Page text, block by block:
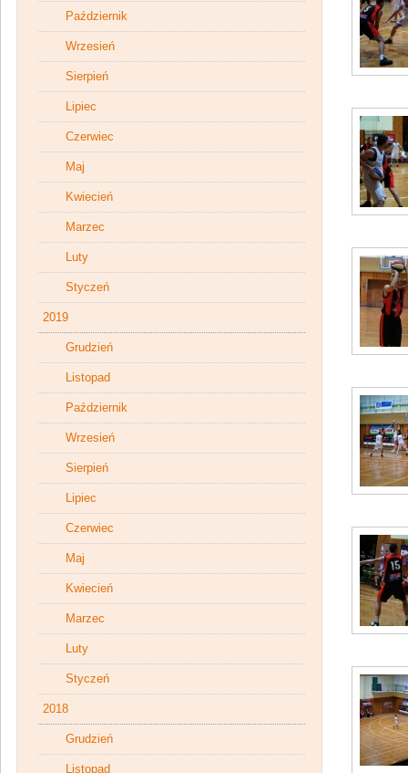
Październik
Wrzesień
Sierpień
Lipiec
Czerwiec
Maj
Kwiecień
Marzec
Luty
Styczeń
2019
Grudzień
Listopad
Październik
Wrzesień
Sierpień
Lipiec
Czerwiec
Maj
Kwiecień
Marzec
Luty
Styczeń
2018
Grudzień
Listopad